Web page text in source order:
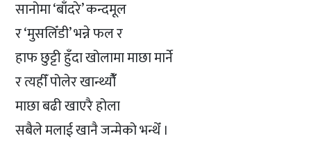
सानोमा ‘बाँदरे’ कन्दमूल
र ‘मुसलिँडी’ भन्ने फल र
हाफ छुट्टी हुँदा खोलामा माछा मार्ने
र त्यहीँ पोलेर खान्थ्यौंँ
माछा बढी खाएरै होला
सबैले मलाई खानै जन्मेको भन्थेँ ।